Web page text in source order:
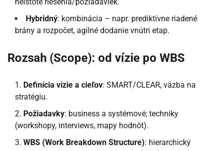
neistote riešenia/požiadaviek.
Hybridný: kombinácia – napr. prediktívne riadené
brány a rozpočet, agilné dodanie vnútri etap.
Rozsah (Scope): od vízie po WBS
Definícia vízie a cieľov: SMART/CLEAR, väzba na
stratégiu.
Požiadavky: business a systémové; techniky
(workshopy, interviews, mapy hodnôt).
WBS (Work Breakdown Structure): hierarchický